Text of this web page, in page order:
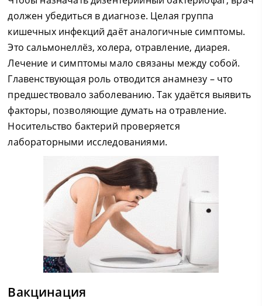
должен убедиться в диагнозе. Целая группа
кишечных инфекций даёт аналогичные симптомы.
Это сальмонеллёз, холера, отравление, диарея.
Лечение и симптомы мало связаны между собой.
Главенствующая роль отводится анамнезу – что
предшествовало заболеванию. Так удаётся выявить
факторы, позволяющие думать на отравление.
Носительство бактерий проверяется
лабораторными исследованиями.
Вакцинация